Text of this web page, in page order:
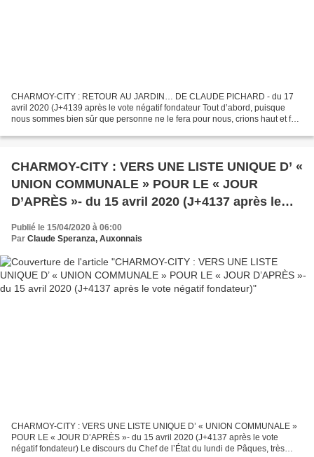
CHARMOY-CITY : RETOUR AU JARDIN… DE CLAUDE PICHARD - du 17
avril 2020 (J+4139 après le vote négatif fondateur Tout d’abord, puisque
nous sommes bien sûr que personne ne le fera pour nous, crions haut et fort
CHARMOY-CITY : VERS UNE LISTE UNIQUE D’ «
UNION COMMUNALE » POUR LE « JOUR
D’APRÈS »- du 15 avril 2020 (J+4137 après le
vote négatif fondateur)
Publié le 15/04/2020 à 06:00
Par Claude Speranza, Auxonnais
CHARMOY-CITY : VERS UNE LISTE UNIQUE D’ « UNION COMMUNALE »
POUR LE « JOUR D’APRÈS »- du 15 avril 2020 (J+4137 après le vote
négatif fondateur) Le discours du Chef de l’État du lundi de Pâques, très